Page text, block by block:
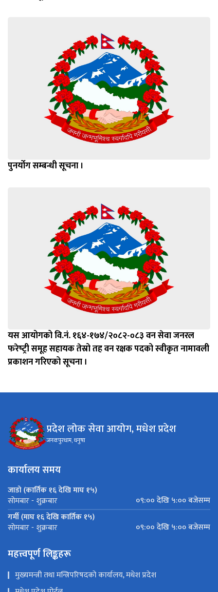
पुनर्योग सम्बन्धी सूचना ।
यस आयोगको वि.नं. १६४-१७४/२०८२-०८३ वन सेवा जनरल
फरेष्‍ट्री समूह सहायक तेस्रो तह वन रक्षक पदको स्वीकृत नामावली
प्रकाशन गरिएको सूचना ।
प्रदेश लोक सेवा आयोग, मधेश प्रदेश
जनकपुरधाम, धनुषा
कार्यालय समय
जाडो (कार्तिक १६ देखि माघ १५)
सोमबार - शुक्रबार
०९:०० देखि ५:०० बजेसम्म
गर्मी (माघ १६ देखि कार्तिक १५)
सोमबार - शुक्रबार ०९:०० देखि ५:०० बजेसम्म
महत्त्वपूर्ण लिङ्कहरू
मुख्यमन्त्री तथा मन्त्रिपरिषदको कार्यालय, मधेश प्रदेश